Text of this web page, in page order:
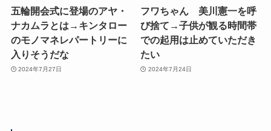
五輪開会式に登場のアヤ・
ナカムラとは→キンタロー
のモノマネレパートリーに
入りそうだな
2024年7月27日
フワちゃん 美川憲一を呼
び捨て→子供が観る時間帯
での起用は止めていただき
たい
2024年7月24日